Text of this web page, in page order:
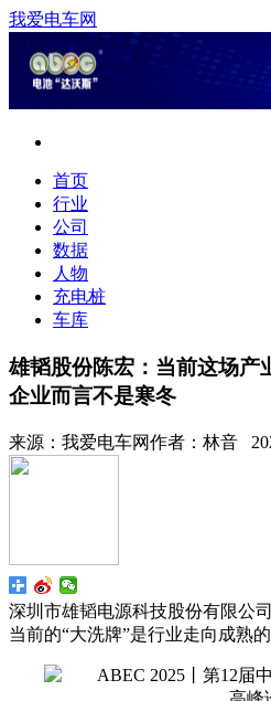
我爱电车网
首页
行业
公司
数据
人物
充电桩
车库
雄韬股份陈宏：当前这场产
企业而言不是寒冬
来源： 我爱电车网作者： 林音
深圳市雄韬电源科技股份有限公
当前的“大洗牌”是行业走向成熟的